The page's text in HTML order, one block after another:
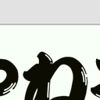
やねう